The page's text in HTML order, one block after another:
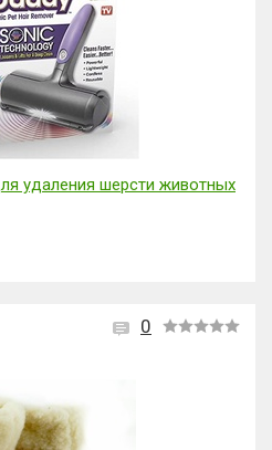
удаления шерсти животных
0